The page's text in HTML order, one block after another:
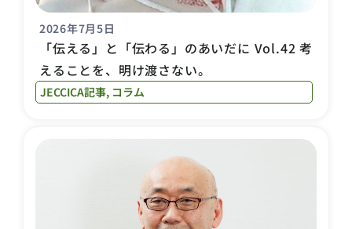
2026年7月5日
「伝える」と「伝わる」のあいだに Vol.42 考
えることを、明け渡さない。
JECCICA記事, コラム